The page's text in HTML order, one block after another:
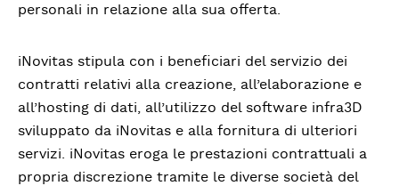
personali in relazione alla sua offerta.
iNovitas stipula con i beneficiari del servizio dei
contratti relativi alla creazione, all’elaborazione e
all’hosting di dati, all’utilizzo del software infra3D
sviluppato da iNovitas e alla fornitura di ulteriori
servizi. iNovitas eroga le prestazioni contrattuali a
propria discrezione tramite le diverse società del